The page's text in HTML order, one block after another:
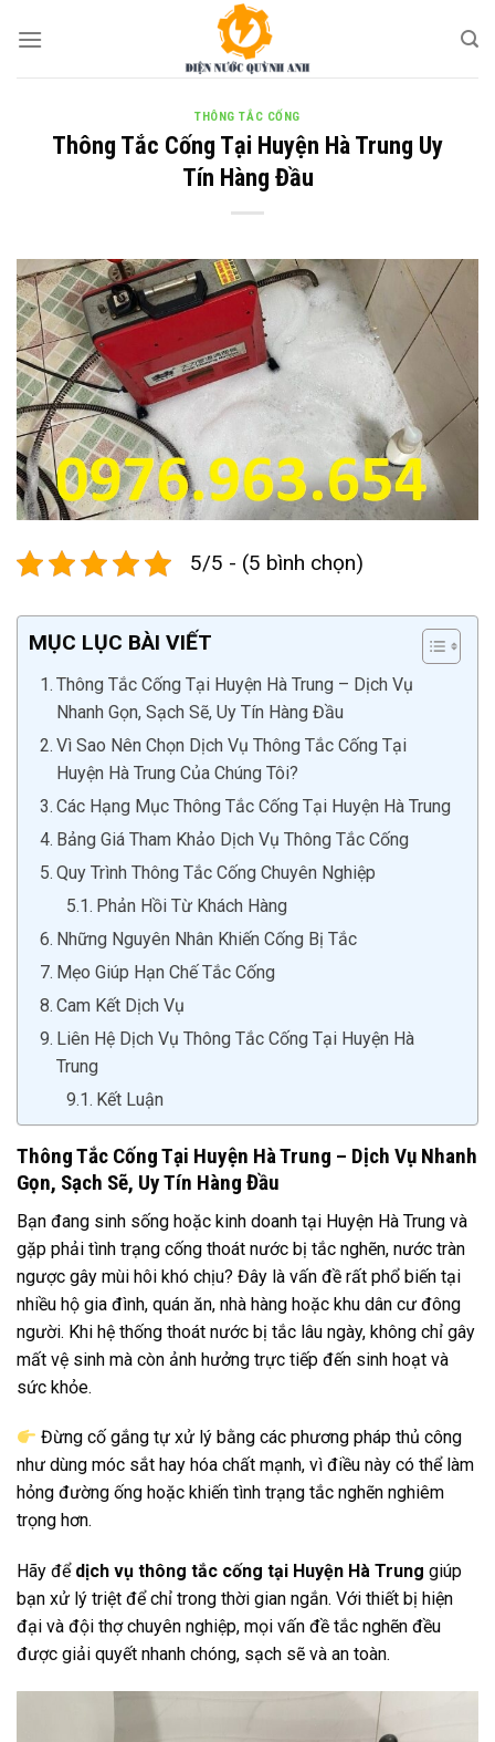
THÔNG TẮC CỐNG
Thông Tắc Cống Tại Huyện Hà Trung Uy
Tín Hàng Đầu
5/5 - (5 bình chọn)
MỤC LỤC BÀI VIẾT
Thông Tắc Cống Tại Huyện Hà Trung – Dịch Vụ
Nhanh Gọn, Sạch Sẽ, Uy Tín Hàng Đầu
Vì Sao Nên Chọn Dịch Vụ Thông Tắc Cống Tại
Huyện Hà Trung Của Chúng Tôi?
Các Hạng Mục Thông Tắc Cống Tại Huyện Hà Trung
Bảng Giá Tham Khảo Dịch Vụ Thông Tắc Cống
Quy Trình Thông Tắc Cống Chuyên Nghiệp
Phản Hồi Từ Khách Hàng
Những Nguyên Nhân Khiến Cống Bị Tắc
Mẹo Giúp Hạn Chế Tắc Cống
Cam Kết Dịch Vụ
Liên Hệ Dịch Vụ Thông Tắc Cống Tại Huyện Hà
Trung
Kết Luận
Thông Tắc Cống Tại Huyện Hà Trung – Dịch Vụ Nhanh
Gọn, Sạch Sẽ, Uy Tín Hàng Đầu
Bạn đang sinh sống hoặc kinh doanh tại Huyện Hà Trung và
gặp phải tình trạng cống thoát nước bị tắc nghẽn, nước tràn
ngược gây mùi hôi khó chịu? Đây là vấn đề rất phổ biến tại
nhiều hộ gia đình, quán ăn, nhà hàng hoặc khu dân cư đông
người. Khi hệ thống thoát nước bị tắc lâu ngày, không chỉ gây
mất vệ sinh mà còn ảnh hưởng trực tiếp đến sinh hoạt và
sức khỏe.
Đừng cố gắng tự xử lý bằng các phương pháp thủ công
như dùng móc sắt hay hóa chất mạnh, vì điều này có thể làm
hỏng đường ống hoặc khiến tình trạng tắc nghẽn nghiêm
trọng hơn.
Hãy để dịch vụ thông tắc cống tại Huyện Hà Trung giúp
bạn xử lý triệt để chỉ trong thời gian ngắn. Với thiết bị hiện
đại và đội thợ chuyên nghiệp, mọi vấn đề tắc nghẽn đều
được giải quyết nhanh chóng, sạch sẽ và an toàn.